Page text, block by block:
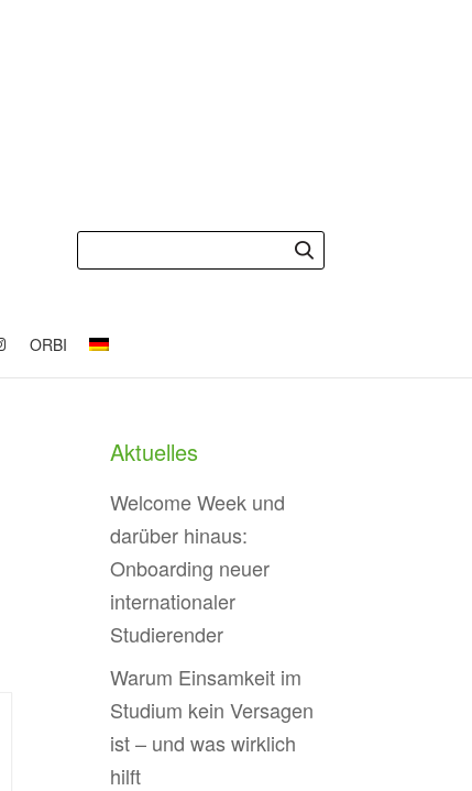
ORBI
Aktuelles
Welcome Week und
darüber hinaus:
Onboarding neuer
internationaler
Studierender
Warum Einsamkeit im
Studium kein Versagen
ist – und was wirklich
hilft